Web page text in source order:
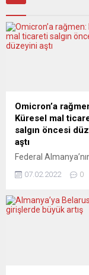
Omicron’a
Küresel mal
salgın öncesi
aştı
Federal
enstitülerinden Kiel
küresel mal
konteyner
07.02.2022 0